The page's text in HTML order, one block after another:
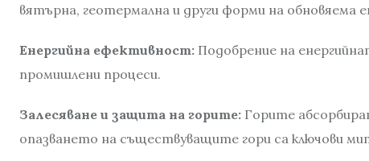
вятърна, геотермална и други форми на обновяема
Енергийна ефективност: Подобрение на
промишлени процеси.
Залесяване и защита на горите: Горите
опазването на съществуващите гори са ключови